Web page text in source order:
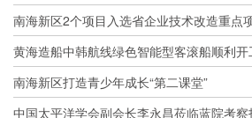
南海新区2个项目入选省企业技术改造重点
黄海造船中韩航线绿色智能型客滚船顺利开
南海新区打造青少年成长“第二课堂”
中国太平洋学会副会长李永昌莅临蓝院考